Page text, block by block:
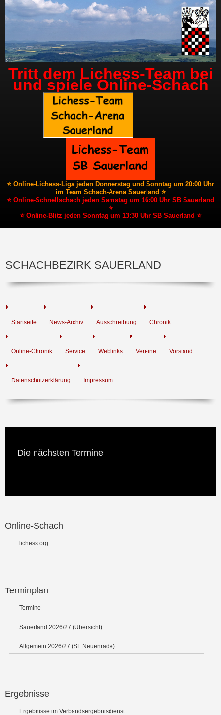
Tritt dem Lichess-Team bei
und spiele Online-Schach
⭐ Online-Lichess-Liga jeden Donnerstag und Sonntag um 20:00 Uhr
im Team Schach-Arena Sauerland ⭐
⭐ Online-Schnellschach jeden Samstag um 16:00 Uhr SB Sauerland
⭐
⭐ Online-Blitz jeden Sonntag um 13:30 Uhr SB Sauerland ⭐
SCHACHBEZIRK SAUERLAND
Startseite News-Archiv Ausschreibung Chronik
Online-Chronik Service Weblinks Vereine Vorstand
Datenschutzerklärung Impressum
Die nächsten Termine
Online-Schach
lichess.org
Terminplan
Termine
Sauerland 2026/27 (Übersicht)
Allgemein 2026/27 (SF Neuenrade)
Ergebnisse
Ergebnisse im Verbandsergebnisdienst